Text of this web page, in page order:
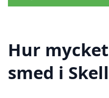
Hur
smed i